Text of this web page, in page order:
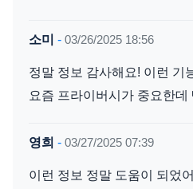
소미 - 03/26/2025 18:56
정말 정보 감사해요! 이런 기
요즘 프라이버시가 중요한데
영희 - 03/27/2025 07:39
이런 정보 정말 도움이 되었